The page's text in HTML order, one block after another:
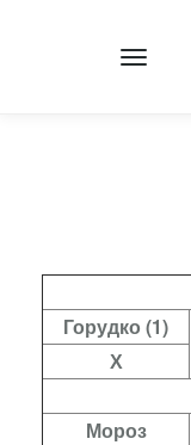
Горудко (1)
Х
Мороз